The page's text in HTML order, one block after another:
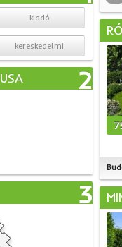
kiadó
kereskedelmi
2
3